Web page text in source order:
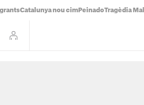
Catalunya nou cim PeinadoTragèdia